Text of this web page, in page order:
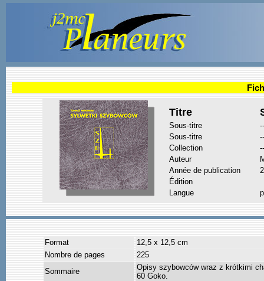
Titre
Sous-titre
--
Sous-titre
--
Collection
--
Auteur
Année de publication
Édition
Langue
Format
12,5 x 12,5 cm
Nombre de pages
225
Sommaire
Opisy szybowców wraz z krótkimi
60 Goko.